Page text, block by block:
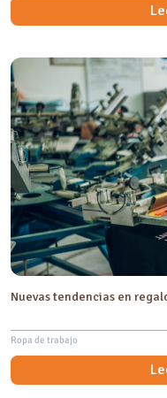
Nuevas tendencias en
Ropa de trabajo